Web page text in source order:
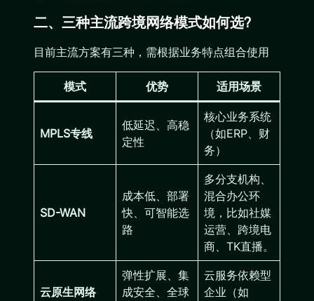
二、三种主流跨境网络模式如何选?
目前主流方案有三种，需根据业务特点组合使用
模式 优势 适用场景
MPLS专线
低延迟、高稳
定性
核心业务系统
（如ERP、财
务）
SD-WAN
成本低、部署
快、可智能选
路
多分支机构、
混合办公环
境，比如社媒
运营、跨境电
商、TK直播。
云原生网络
弹性扩展、集
成安全、全球
云服务依赖型
企业（如